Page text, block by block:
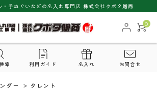
・手ぬぐいなどの名入れ専門店 株式会社クボタ贈商
0
索 利用ガイド 名入れ お問合せ
ダー > タレント